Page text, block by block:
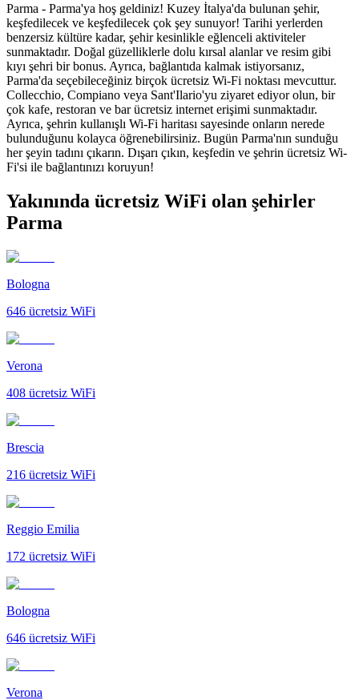
Parma - Parma'ya hoş geldiniz! Kuzey İtalya'da bulunan şehir,
keşfedilecek ve keşfedilecek çok şey sunuyor! Tarihi yerlerden
benzersiz kültüre kadar, şehir kesinlikle eğlenceli aktiviteler
sunmaktadır. Doğal güzelliklerle dolu kırsal alanlar ve resim gibi
kıyı şehri bir bonus. Ayrıca, bağlantıda kalmak istiyorsanız,
Parma'da seçebileceğiniz birçok ücretsiz Wi-Fi noktası mevcuttur.
Collecchio, Compiano veya Sant'Ilario'yu ziyaret ediyor olun, bir
çok kafe, restoran ve bar ücretsiz internet erişimi sunmaktadır.
Ayrıca, şehrin kullanışlı Wi-Fi haritası sayesinde onların nerede
bulunduğunu kolayca öğrenebilirsiniz. Bugün Parma'nın sunduğu
her şeyin tadını çıkarın. Dışarı çıkın, keşfedin ve şehrin ücretsiz Wi-
Fi'si ile bağlantınızı koruyun!
Yakınında ücretsiz WiFi olan şehirler
Parma
Bologna
646 ücretsiz WiFi
Verona
408 ücretsiz WiFi
Brescia
216 ücretsiz WiFi
Reggio Emilia
172 ücretsiz WiFi
Bologna
646 ücretsiz WiFi
Verona